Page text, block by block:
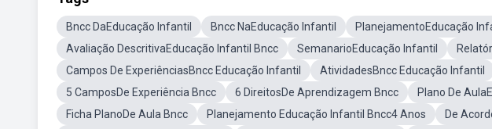
Bncc DaEducação Infantil Bncc NaEducação Infantil
PlanejamentoEducação
Avaliação DescritivaEducação Infantil Bncc
SemanarioEducação Infantil
Campos De ExperiênciasBncc Educação Infantil
AtividadesBncc Educação Infantil
5 CamposDe Experiência Bncc
6 DireitosDe Aprendizagem Bncc
Plano De
Ficha PlanoDe Aula Bncc
Planejamento Educação Infantil Bncc4 Anos De